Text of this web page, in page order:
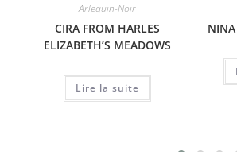
Arlequin-Noir
CIRA FROM HARLES
ELIZABETH’S MEADOWS
Lire la suite